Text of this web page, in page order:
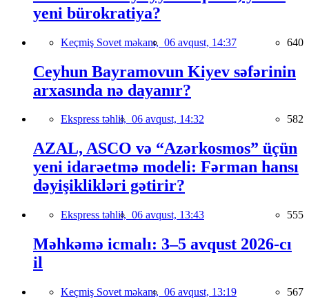
yeni bürokratiya?
Keçmiş Sovet məkanı, 06 avqust, 14:37 640
Ceyhun Bayramovun Kiyev səfərinin
arxasında nə dayanır?
Ekspress təhlil, 06 avqust, 14:32 582
AZAL, ASCO və “Azərkosmos” üçün
yeni idarəetmə modeli: Fərman hansı
dəyişiklikləri gətirir?
Ekspress təhlil, 06 avqust, 13:43 555
Məhkəmə icmalı: 3–5 avqust 2026-cı
il
Keçmiş Sovet məkanı, 06 avqust, 13:19 567